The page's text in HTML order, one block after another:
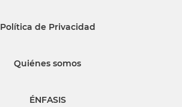
Política de Privacidad
Quiénes somos
ÉNFASIS